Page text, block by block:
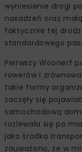
wyniesienie drogi
nasadzeń oraz
faktycznie tej
standardowego
Pierwszy Woonerf
rowerów i
takie formy
zaczęły się
samochodową
rozlewała się po
jako środka
zauważono, że w